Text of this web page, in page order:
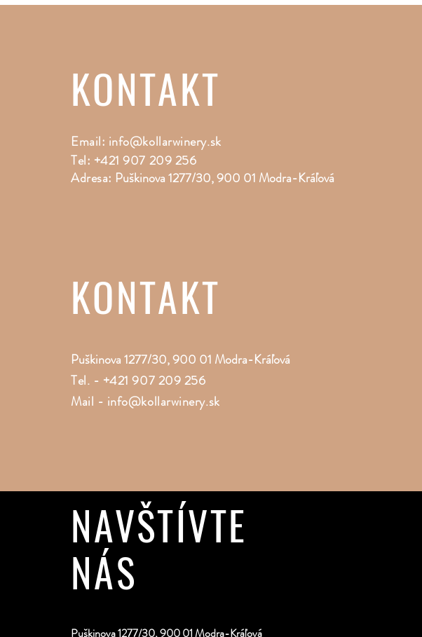
KONTAKT
Email: info@kollarwinery.sk
Tel: +421 907 209 256
Adresa: Puškinova 1277/30, 900 01 Modra-Kráľová
KONTAKT
Puškinova 1277/30, 900 01 Modra-Kráľová
Tel. - +421 907 209 256
Mail - info@kollarwinery.sk
NAVŠTÍVTE
NÁS
Puškinova 1277/30, 900 01 Modra-Kráľová